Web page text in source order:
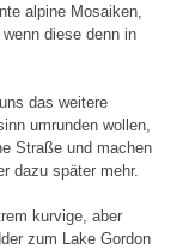
alpine Mosaiken,
diese denn in
das weitere
umrunden wollen,
Straße und machen
dazu später mehr.
kurvige, aber
zum Lake Gordon